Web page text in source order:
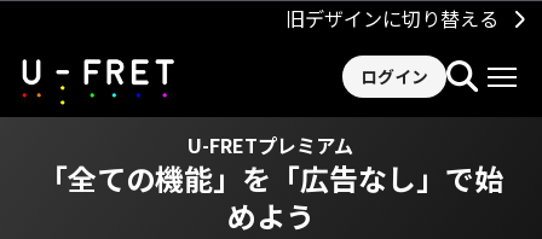
旧デザインに切り替える
ログイン
U-FRETプレミアム
「全ての機能」を 「広告なし」で始
めよう